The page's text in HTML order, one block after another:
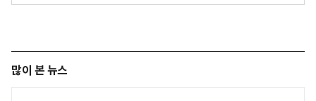
많이 본 뉴스